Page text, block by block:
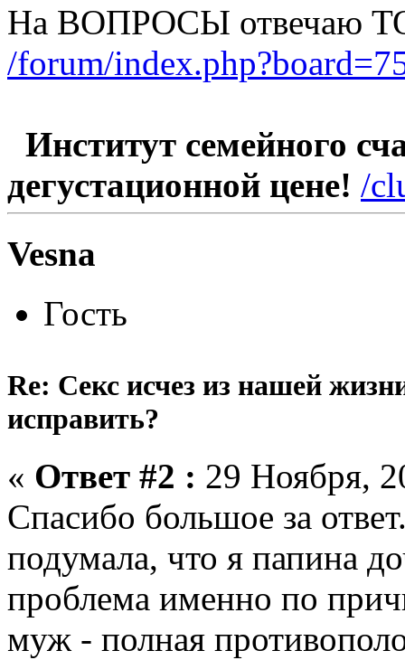
На ВОПРОСЫ отвечаю
/forum/
Институт семейного
дегустационной цене! /
Vesna
Гость
Re: Секс исчез из нашей
исправить?
« Ответ #2 : 29 Ноября,
Спасибо большое за
подумала, что я папина
проблема именно по
муж - полная